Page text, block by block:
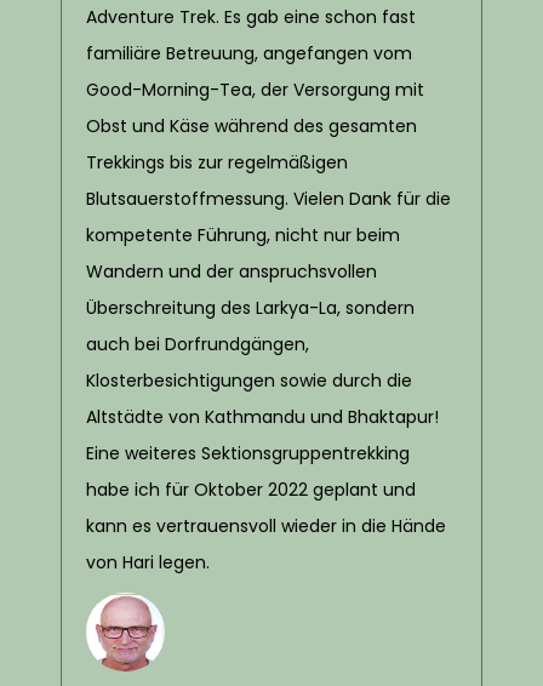
Adventure Trek. Es gab eine schon fast
familiäre Betreuung, angefangen vom
Good-Morning-Tea, der Versorgung mit
Obst und Käse während des gesamten
Trekkings bis zur regelmäßigen
Blutsauerstoffmessung. Vielen Dank für die
kompetente Führung, nicht nur beim
Wandern und der anspruchsvollen
Überschreitung des Larkya-La, sondern
auch bei Dorfrundgängen,
Klosterbesichtigungen sowie durch die
Altstädte von Kathmandu und Bhaktapur!
Eine weiteres Sektionsgruppentrekking
habe ich für Oktober 2022 geplant und
kann es vertrauensvoll wieder in die Hände
von Hari legen.